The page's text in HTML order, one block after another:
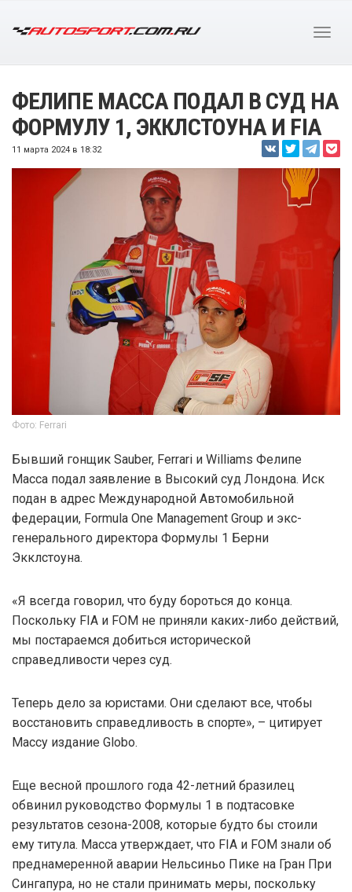
ФЕЛИПЕ МАССА ПОДАЛ В СУД НА
ФОРМУЛУ 1, ЭККЛСТОУНА И FIA
11 марта 2024 в 18:32
Фото: Ferrari
Бывший гонщик Sauber, Ferrari и Williams Фелипе
Масса подал заявление в Высокий суд Лондона. Иск
подан в адрес Международной Автомобильной
федерации, Formula One Management Group и экс-
генерального директора Формулы 1 Берни
Экклстоуна.
«Я всегда говорил, что буду бороться до конца.
Поскольку FIA и FOM не приняли каких-либо действий,
мы постараемся добиться исторической
справедливости через суд.
Теперь дело за юристами. Они сделают все, чтобы
восстановить справедливость в спорте», – цитирует
Массу издание Globo.
Еще весной прошлого года 42-летний бразилец
обвинил руководство Формулы 1 в подтасовке
результатов сезона-2008, которые будто бы стоили
ему титула. Масса утверждает, что FIA и FOM знали об
преднамеренной аварии Нельсиньо Пике на Гран При
Сингапура, но не стали принимать меры, поскольку